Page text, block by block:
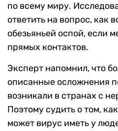
по всему миру.
ответить на вопрос, как
обезьяньей оспой, если
прямых контактов.
Эксперт напомнил, что
описанные осложнения
возникали в странах с
Поэтому судить о том,
может вирус иметь у